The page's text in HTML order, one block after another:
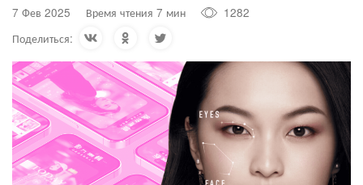
7 Фев 2025 Время чтения 7 мин
1282
Поделиться: